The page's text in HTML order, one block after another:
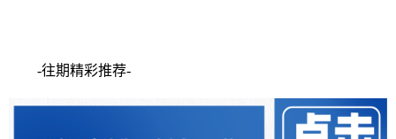
-往期精彩推荐-